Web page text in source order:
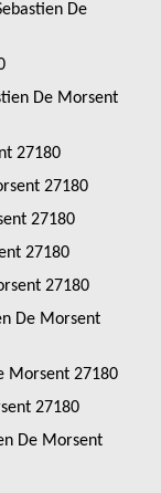
De
De Morsent
27180
27180
27180
27180
27180
De Morsent
Morsent 27180
27180
De Morsent